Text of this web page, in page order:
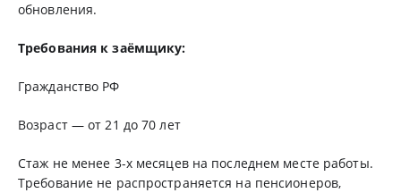
обновления.
Требования к заёмщику:
Гражданство РФ
Возраст — от 21 до 70 лет
Стаж не менее 3-х месяцев на последнем месте работы.
Требование не распространяется на пенсионеров,